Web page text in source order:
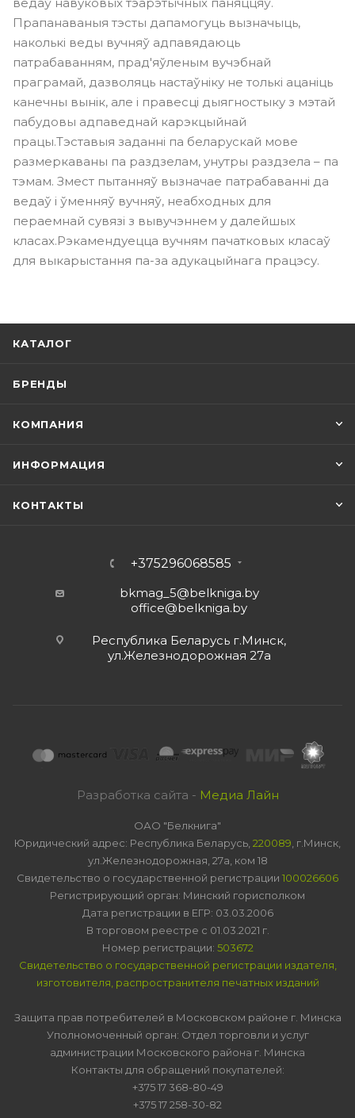
Прапанаваныя тэсты дапамогуць вызначыць,
наколькі веды вучняў адпавядаюць
патрабаванням, прад'яўленым вучэбнай
праграмай, дазволяць настаўніку не толькі ацаніць
канечны вынік, але і правесці дыягностыку з мэтай
пабудовы адпаведнай карэкцыйнай
працы.Тэставыя заданні па беларускай мове
размеркаваны па раздзелам, унутры раздзела – па
тэмам. Змест пытанняў вызначае патрабаванні да
ведаў і ўменняў вучняў, неабходных для
пераемнай сувязі з вывучэннем у далейшых
класах.Рэкамендуецца вучням пачатковых класаў
для выкарыстання па-за адукацыйнага працэсу.
КАТАЛОГ
БРЕНДЫ
КОМПАНИЯ
ИНФОРМАЦИЯ
КОНТАКТЫ
+375296068585
bkmag_5@belkniga.by
office@belkniga.by
Республика Беларусь г.Минск,
ул.Железнодорожная 27а
Разработка сайта - Медиа Лайн
ОАО "Белкнига"
Юридический адрес: Республика Беларусь, 220089 , г.Минск,
ул.Железнодорожная, 27а, ком 18
Свидетельство о государственной регистрации 100026606
Регистрирующий орган: Минский горисполком
Дата регистрации в ЕГР: 03.03.2006
В торговом реестре с 01.03.2021 г.
Номер регистрации: 503672
Свидетельство о государственной регистрации издателя,
изготовителя, распространителя печатных изданий
Защита прав потребителей в Московском районе г. Минска
Уполномоченный орган: Отдел торговли и услуг
администрации Московского района г. Минска
Контакты для обращений покупателей:
+375 17 368-80-49
+375 17 258-30-82